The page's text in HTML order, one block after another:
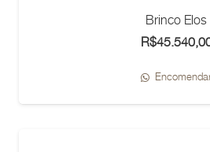
Brinco Elos
R$